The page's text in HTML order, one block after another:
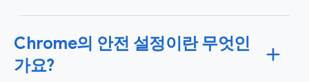
는 Mac 운영체제에서도 Chrome을 기본 브라우저로 설
정할 수 있습니다. Chrome을 기본 브라우저로 설정하면
클릭하는 링크는 자동으로 Chrome에서 열립니다.
Chrome의 안전 설정이란 무엇인
가요?